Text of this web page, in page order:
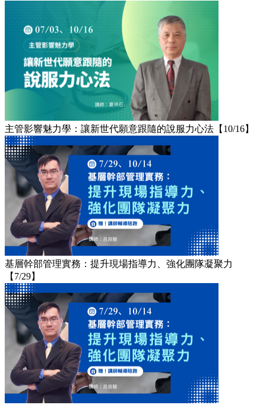
主管影響魅力學：讓新世代願意跟隨的說服力心法【10/16】
基層幹部管理實務：提升現場指導力、強化團隊凝聚力
【7/29】